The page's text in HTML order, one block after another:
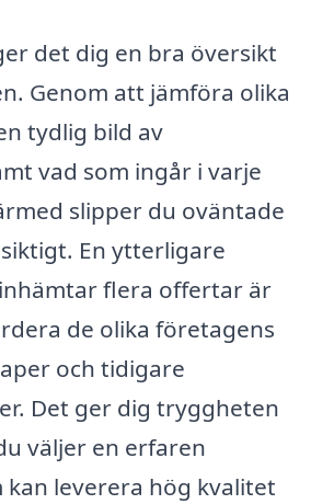
det dig en bra översikt
Genom att jämföra olika
tydlig bild av
vad som ingår i varje
slipper du oväntade
En ytterligare
flera offertar är
de olika företagens
och tidigare
Det ger dig tryggheten
väljer en erfaren
leverera hög kvalitet